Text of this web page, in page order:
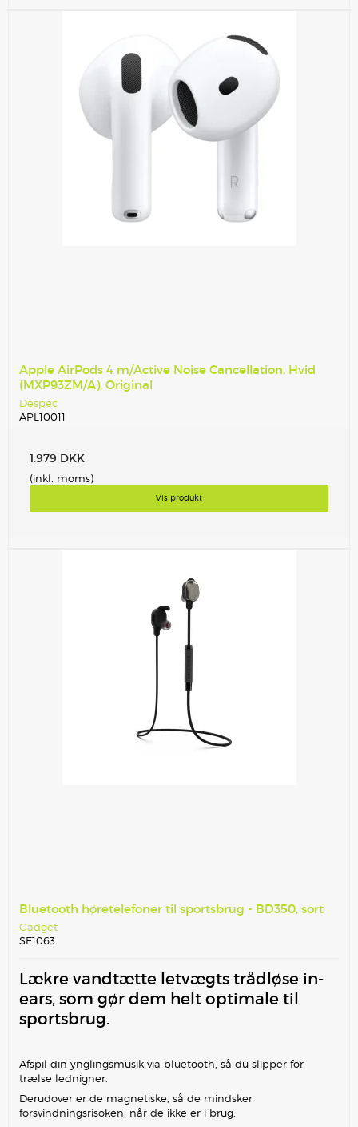
Apple AirPods 4 m/Active Noise Cancellation, Hvid
(MXP93ZM/A), Original
Despec
APL10011
1.979 DKK
(inkl. moms)
Vis produkt
Bluetooth høretelefoner til sportsbrug - BD350, sort
Gadget
SE1063
Lækre vandtætte letvægts trådløse in-
ears, som gør dem helt optimale til
sportsbrug.
Afspil din ynglingsmusik via bluetooth, så du slipper for
trælse lednigner.
Derudover er de magnetiske, så de mindsker
forsvindningsrisoken, når de ikke er i brug.